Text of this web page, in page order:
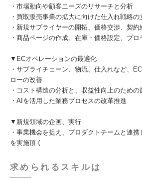
・市場動向や顧客ニーズのリサーチと分析
・買取販売事業の拡大に向けた仕入れ戦略の
・新規サプライヤーの開拓、価格交渉、契約
・商品ページの作成、在庫・価格設定、プ
▼ECオペレーションの最適化
・サプライチェーン、物流、仕入れなど、
ローの改善
・コスト構造の分析と、収益性向上のため
・AIを活用した業務プロセスの改革推進
▼新規領域の企画、実行
・事業機会を捉え、プロダクトチームと連
を実施頂く
求められるスキルは